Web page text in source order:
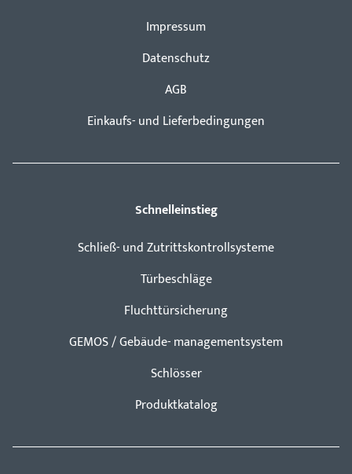
Impressum
Datenschutz
AGB
Einkaufs- und Lieferbedingungen
Schnelleinstieg
Schließ- und Zutrittskontrollsysteme
Türbeschläge
Fluchttürsicherung
GEMOS / Gebäude- managementsystem
Schlösser
Produktkatalog